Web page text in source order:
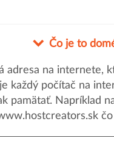
Čo je to
adresa na internete,
každý počítač na
pamätať. Napríklad